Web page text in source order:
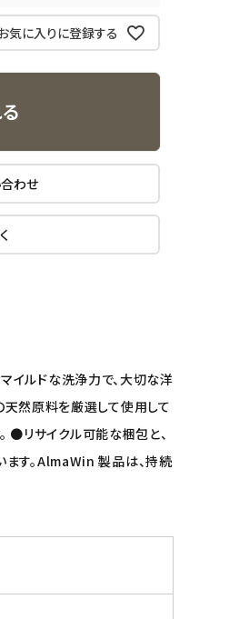
気に入りに登録する
わせ
イルドな洗浄力で、大切な洋
然原料を厳選して使用して
●リサイクル可能な梱包と、
す。AlmaWin 製品は、持続